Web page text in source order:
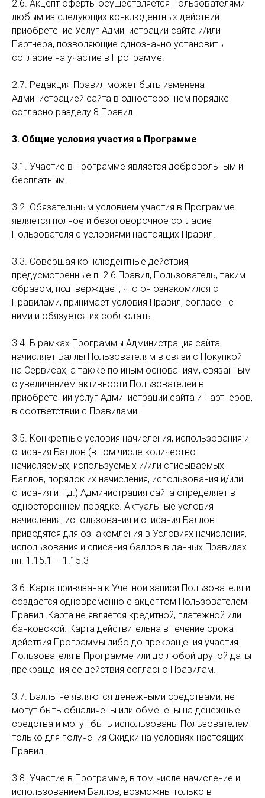
2.6. Акцепт оферты осуществляется Пользователями
любым из следующих конклюдентных действий:
приобретение Услуг Администрации сайта и/или
Партнера, позволяющие однозначно установить
согласие на участие в Программе.
2.7. Редакция Правил может быть изменена
Администрацией сайта в одностороннем порядке
согласно разделу 8 Правил.
3. Общие условия участия в Программе
3.1. Участие в Программе является добровольным и
бесплатным.
3.2. Обязательным условием участия в Программе
является полное и безоговорочное согласие
Пользователя с условиями настоящих Правил.
3.3. Совершая конклюдентные действия,
предусмотренные п. 2.6 Правил, Пользователь, таким
образом, подтверждает, что он ознакомился с
Правилами, принимает условия Правил, согласен с
ними и обязуется их соблюдать.
3.4. В рамках Программы Администрация сайта
начисляет Баллы Пользователям в связи с Покупкой
на Сервисах, а также по иным основаниям, связанным
с увеличением активности Пользователей в
приобретении услуг Администрации сайта и Партнеров,
в соответствии с Правилами.
3.5. Конкретные условия начисления, использования и
списания Баллов (в том числе количество
начисляемых, используемых и/или списываемых
Баллов, порядок их начисления, использования и/или
списания и т.д.) Администрация сайта определяет в
одностороннем порядке. Актуальные условия
начисления, использования и списания Баллов
приводятся для ознакомления в Условиях начисления,
использования и списания баллов в данных Правилах
пп. 1.15.1 – 1.15.3
3.6. Карта привязана к Учетной записи Пользователя и
создается одновременно с акцептом Пользователем
Правил. Карта не является кредитной, платежной или
банковской. Карта действительна в течение срока
действия Программы либо до прекращения участия
Пользователя в Программе или до любой другой даты
прекращения ее действия согласно Правилам.
3.7. Баллы не являются денежными средствами, не
могут быть обналичены или обменены на денежные
средства и могут быть использованы Пользователем
только для получения Скидки на условиях настоящих
Правил.
3.8. Участие в Программе, в том числе начисление и
использованием Баллов, возможны только в